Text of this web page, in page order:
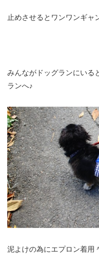
止めさせるとワンワンギャ
みんながドッグランにいる
ランへ♪
泥よけの為にエプロン着用